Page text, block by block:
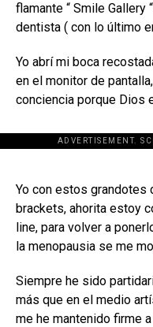
flamante “ Smile Gallery
dentista ( con lo último
Yo abrí mi boca
en el monitor de
conciencia porque Dios
ADVERTISEMENT.
Yo con estos grandotes
brackets, ahorita estoy
line, para volver a
la menopausia se me
Siempre he sido
más que en el medio
me he mantenido firme